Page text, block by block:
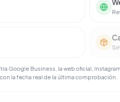
Google Business, la web oficial,
la fecha real de la última comprobación.